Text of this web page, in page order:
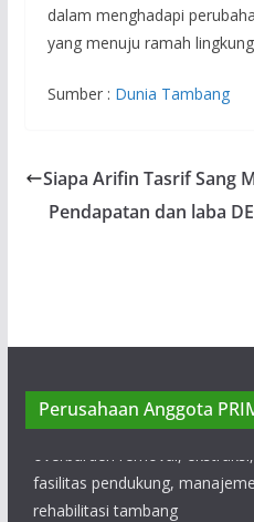
dalam menghadapi
yang menuju ramah
Sumber : Dunia Tambang
Siapa Arifin Tasrif Sang
Pendapatan dan laba
Perusahaan Anggota
PT Bukit Makmur Mandiri
PT Bukit Makmur Mandiri